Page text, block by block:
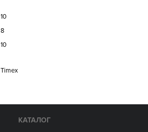
10
8
10
Timex
КАТАЛОГ